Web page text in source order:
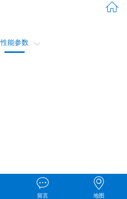
性能参数
留言 地图